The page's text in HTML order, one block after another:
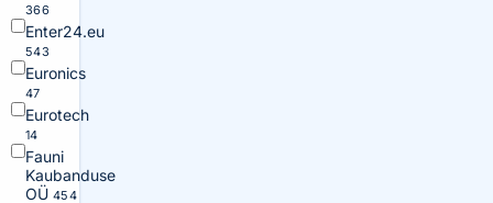
366
Enter24.eu
543
Euronics
47
Eurotech
14
Fauni
Kaubanduse
OÜ 454